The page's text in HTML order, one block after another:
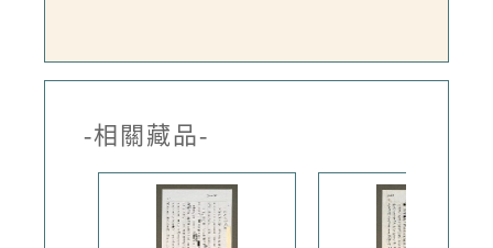
-相關藏品-